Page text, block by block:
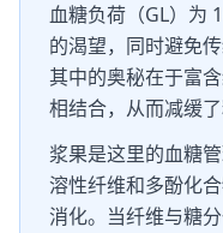
血糖负荷（GL）为
的渴望，同时避免
其中的奥秘在于富
相结合，从而减缓了
浆果是这里的血糖
溶性纤维和多酚化
消化。当纤维与糖